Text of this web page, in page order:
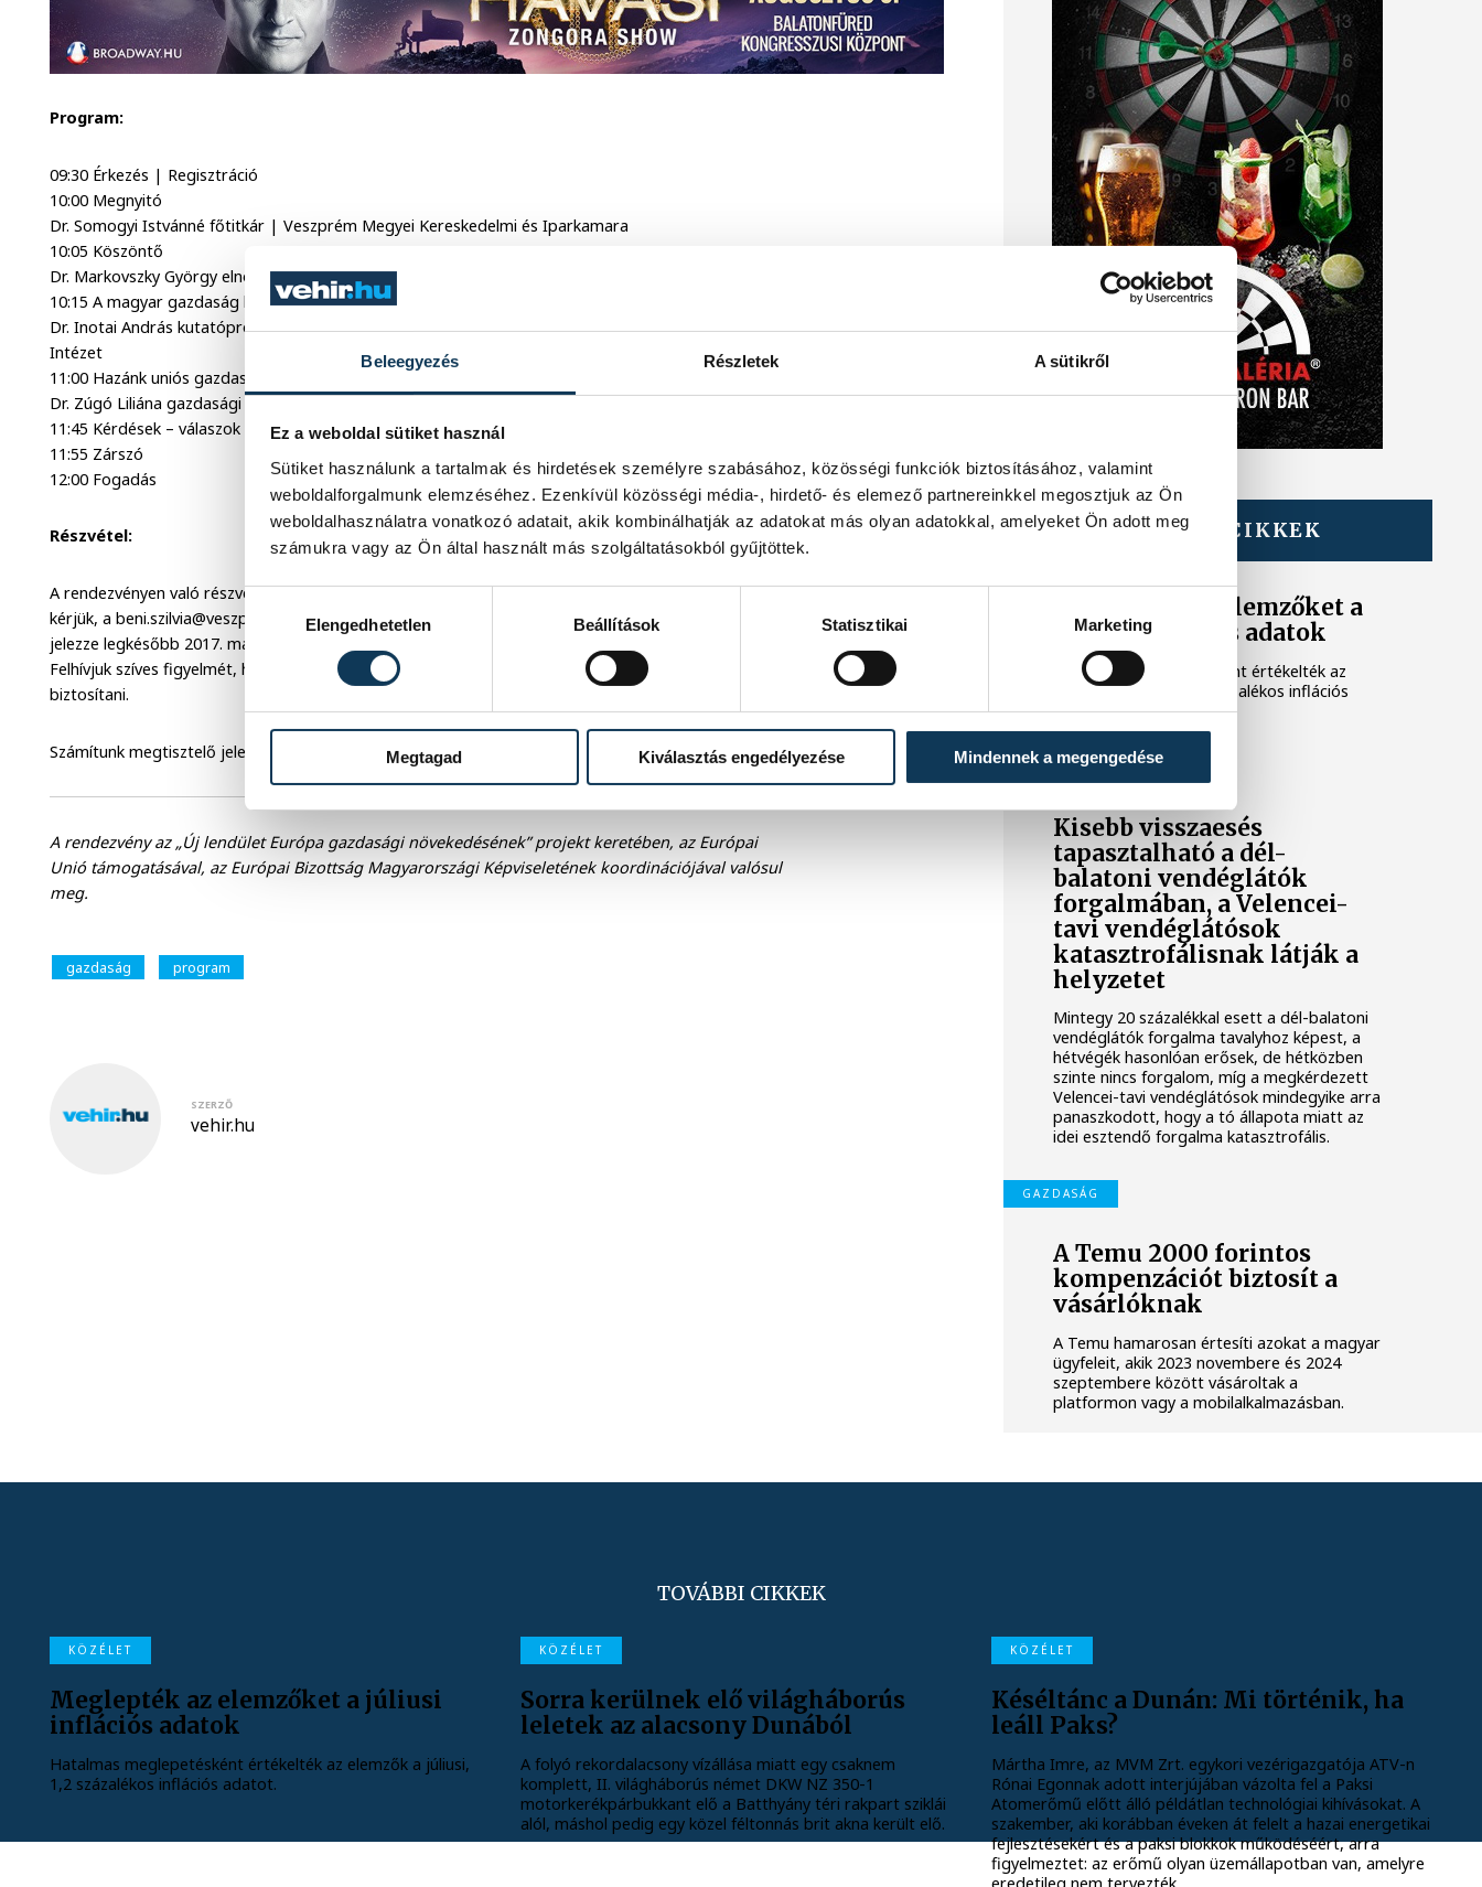
Beleegyezés Részletek A sütikről
Ez a weboldal sütiket használ
Sütiket használunk a tartalmak és hirdetések személyre szabásához, közösségi funkciók biztosításához, valamint
weboldalforgalmunk elemzéséhez. Ezenkívül közösségi média-, hirdető- és elemező partnereinkkel megosztjuk az Ön
weboldalhasználatra vonatkozó adatait, akik kombinálhatják az adatokat más olyan adatokkal, amelyeket Ön adott meg
számukra vagy az Ön által használt más szolgáltatásokból gyűjtöttek.
Hozzájárulás kiválasztása
Elengedhetetlen
Beállítások Statisztikai Marketing
Megtagad Kiválasztás engedélyezése Mindennek a megengedése
Program:
09:30 Érkezés | Regisztráció
10:00 Megnyitó
Dr. Somogyi Istvánné főtitkár | Veszprém Megyei Kereskedelmi és Iparkamara
10:05 Köszöntő
Dr. Markovszky György elnök | Veszprém Megyei Kereskedelmi és Iparkamara
10:15 A magyar gazdaság helyzete és kitörési lehetőségei
Dr. Inotai András kutatóprofesszor | Magyar Tudományos Akadémia, KRTK, Világgazdasági
Intézet
11:00 Hazánk uniós gazdaságban betöltött szerepe | Az Európai Beruházási Terv
Dr. Zúgó Liliána gazdasági elemző | Európai Bizottság Magyarországi Képviselete
11:45 Kérdések – válaszok
11:55 Zárszó
12:00 Fogadás
Részvétel:
A rendezvényen való részvétel ingyenes, de előzetes jelentkezéshez kötött. Részvételi szándékát
kérjük, a beni.szilvia@veszpremikamara.hu e-mail címen, vagy a (88) 814-111-es telefonszámon
jelezze legkésőbb 2017. március 24-ig.
Felhívjuk szíves figyelmét, hogy parkolóhelyet érkezési sorrendben, korlátozott számban tudunk
biztosítani.
Számítunk megtisztelő jelenlétére!
A rendezvény az „Új lendület Európa gazdasági növekedésének” projekt keretében, az Európai
Unió támogatásával, az Európai Bizottság Magyarországi Képviseletének koordinációjával valósul
meg.
gazdaság program
SZERZŐ
vehir.hu
TOVÁBBI CIKKEK
Meglepték az elemzőket a
júliusi inflációs adatok
Hatalmas meglepetésként értékelték az
elemzők a júliusi, 1,2 százalékos inflációs
adatot.
KÖZÉLET
Kisebb visszaesés
tapasztalható a dél-
balatoni vendéglátók
forgalmában, a Velencei-
tavi vendéglátósok
katasztrofálisnak látják a
helyzetet
Mintegy 20 százalékkal esett a dél-balatoni
vendéglátók forgalma tavalyhoz képest, a
hétvégék hasonlóan erősek, de hétközben
szinte nincs forgalom, míg a megkérdezett
Velencei-tavi vendéglátósok mindegyike arra
panaszkodott, hogy a tó állapota miatt az
idei esztendő forgalma katasztrofális.
GAZDASÁG
A Temu 2000 forintos
kompenzációt biztosít a
vásárlóknak
A Temu hamarosan értesíti azokat a magyar
ügyfeleit, akik 2023 novembere és 2024
szeptembere között vásároltak a
platformon vagy a mobilalkalmazásban.
TOVÁBBI CIKKEK
KÖZÉLET
Meglepték az elemzőket a júliusi
inflációs adatok
Hatalmas meglepetésként értékelték az elemzők a júliusi,
1,2 százalékos inflációs adatot.
KÖZÉLET
Sorra kerülnek elő világháborús
leletek az alacsony Dunából
A folyó rekordalacsony vízállása miatt egy csaknem
komplett, II. világháborús német DKW NZ 350-1
motorkerékpárbukkant elő a Batthyány téri rakpart sziklái
alól, máshol pedig egy közel féltonnás brit akna került elő.
KÖZÉLET
Késéltánc a Dunán: Mi történik, ha
leáll Paks?
Mártha Imre, az MVM Zrt. egykori vezérigazgatója ATV-n
Rónai Egonnak adott interjújában vázolta fel a Paksi
Atomerőmű előtt álló példátlan technológiai kihívásokat. A
szakember, aki korábban éveken át felelt a hazai energetikai
fejlesztésekért és a paksi blokkok működéséért, arra
figyelmeztet: az erőmű olyan üzemállapotban van, amelyre